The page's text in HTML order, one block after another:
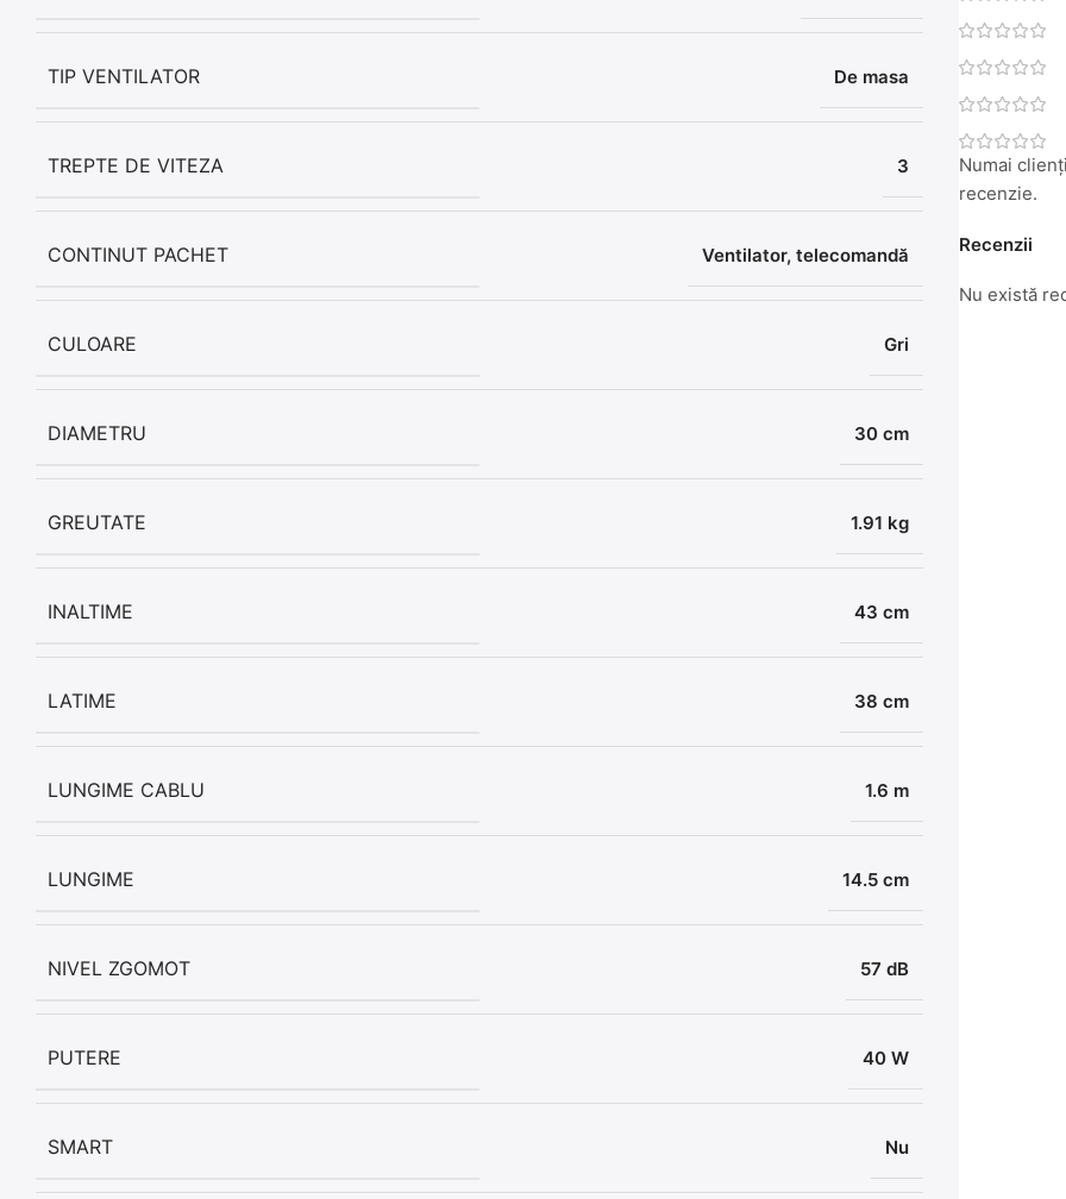
TIP VENTILATOR De masa
TREPTE DE VITEZA 3
CONTINUT PACHET Ventilator, telecomandă
CULOARE Gri
DIAMETRU 30 cm
GREUTATE 1.91 kg
INALTIME 43 cm
LATIME 38 cm
LUNGIME CABLU 1.6 m
LUNGIME 14.5 cm
NIVEL ZGOMOT 57 dB
PUTERE 40 W
SMART Nu
Recenzii
Nu există
Numai
recenzie.